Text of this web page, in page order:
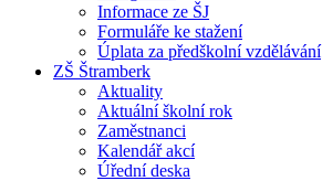
Informace ze ŠJ
Formuláře ke stažení
Úplata za předškolní vzdělávání
ZŠ Štramberk
Aktuality
Aktuální školní rok
Zaměstnanci
Kalendář akcí
Úřední deska